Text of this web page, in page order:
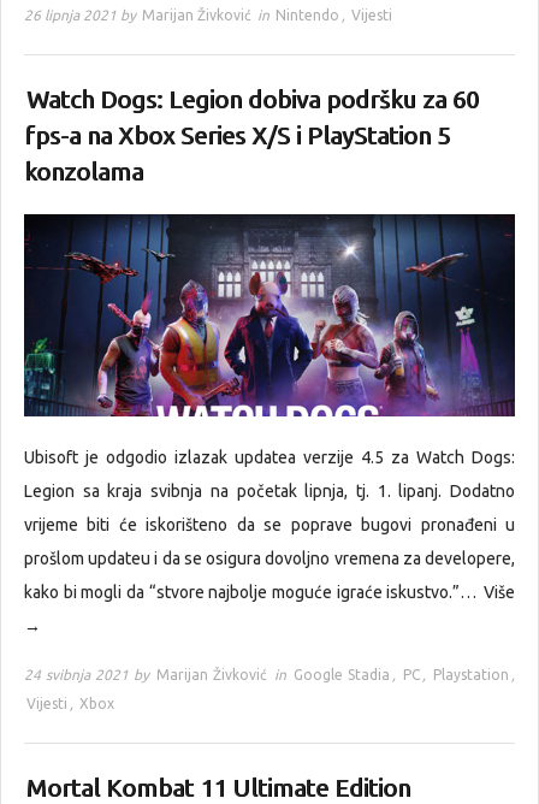
26 lipnja 2021 by Marijan Živković in Nintendo , Vijesti
Watch Dogs: Legion dobiva podršku za 60
fps-a na Xbox Series X/S i PlayStation 5
konzolama
Ubisoft je odgodio izlazak updatea verzije 4.5 za Watch Dogs:
Legion sa kraja svibnja na početak lipnja, tj. 1. lipanj. Dodatno
vrijeme biti će iskorišteno da se poprave bugovi pronađeni u
prošlom updateu i da se osigura dovoljno vremena za developere,
kako bi mogli da “stvore najbolje moguće igraće iskustvo.”… Više
→
24 svibnja 2021 by Marijan Živković in Google Stadia , PC , Playstation ,
Vijesti , Xbox
Mortal Kombat 11 Ultimate Edition